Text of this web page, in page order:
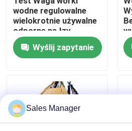
Poprosić o wycenę
Poduszki powietrzne do
Nadmuchiwane morskie
wodne regulowalne
wielokrotnie używalne
odporne na łzy
szybkie napełnienie
Wyślij zapytanie
Sales Manager